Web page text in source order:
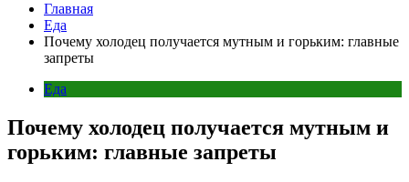
Главная
Еда
Почему холодец получается мутным и горьким: главные
запреты
Еда
Почему холодец получается мутным и
горьким: главные запреты